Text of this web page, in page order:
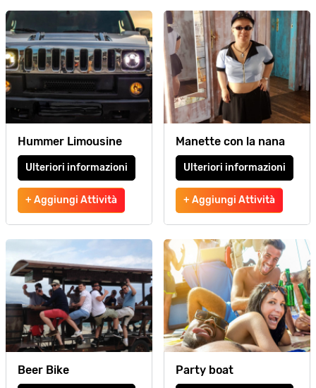
Hummer Limousine
Ulteriori informazioni
+ Aggiungi Attività
Manette con la nana
Ulteriori informazioni
+ Aggiungi Attività
Beer Bike Party boat